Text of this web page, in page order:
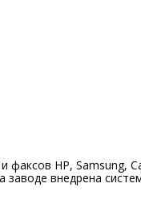
HP, Samsung,
внедрена